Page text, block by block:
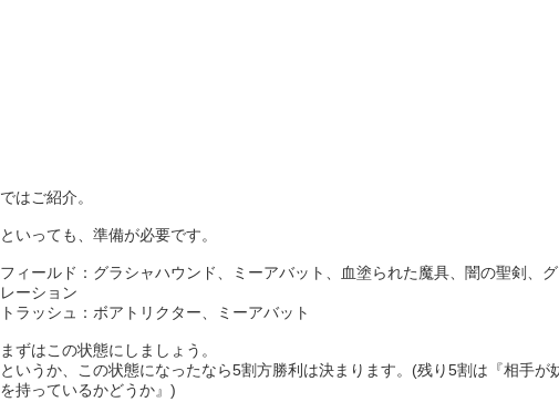
ではご紹介。
といっても、準備が必要です。
フィールド：グラシャハウンド、ミーアバット、血塗られた魔具、闇の聖剣、
レーション
トラッシュ：ボアトリクター、ミーアバット
まずはこの状態にしましょう。
というか、この状態になったなら5割方勝利は決まります。(残り5割は『相手が
を持っているかどうか』)